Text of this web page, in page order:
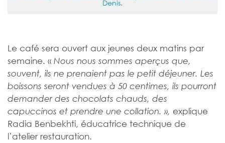
Denis.
Le café sera ouvert aux jeunes deux matins par
semaine. « Nous nous sommes aperçus que,
souvent, ils ne prenaient pas le petit déjeuner. Les
boissons seront vendues à 50 centimes, ils pourront
demander des chocolats chauds, des
capuccinos et prendre une collation. », explique
Radia Benbekhti, éducatrice technique de
l’atelier restauration.